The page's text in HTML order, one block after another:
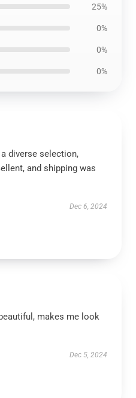
25%
0%
0%
0%
diverse selection,
and shipping was
Dec 6, 2024
makes me look
Dec 5, 2024